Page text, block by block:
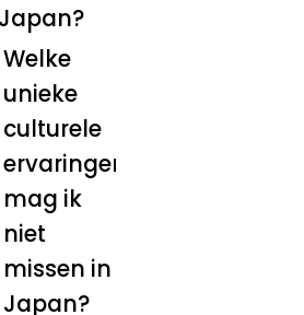
Japan?
Welke
unieke
culturele
ervaringen
mag ik
niet
missen in
Japan?